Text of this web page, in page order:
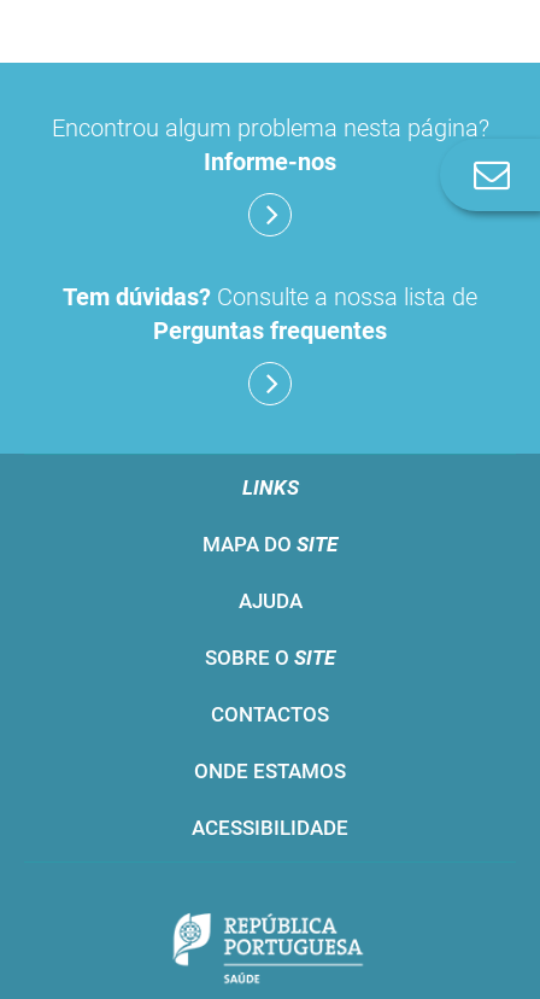
Encontrou algum problema nesta página?
Informe-nos
Tem dúvidas? Consulte a nossa lista de
Perguntas frequentes
LINKS
MAPA DO SITE
AJUDA
SOBRE O SITE
CONTACTOS
ONDE ESTAMOS
ACESSIBILIDADE